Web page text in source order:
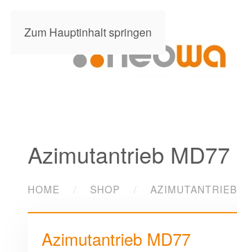
Zum Hauptinhalt springen
Azimutantrieb MD77
HOME SHOP AZIMUTANTRIEB
Azimutantrieb MD77